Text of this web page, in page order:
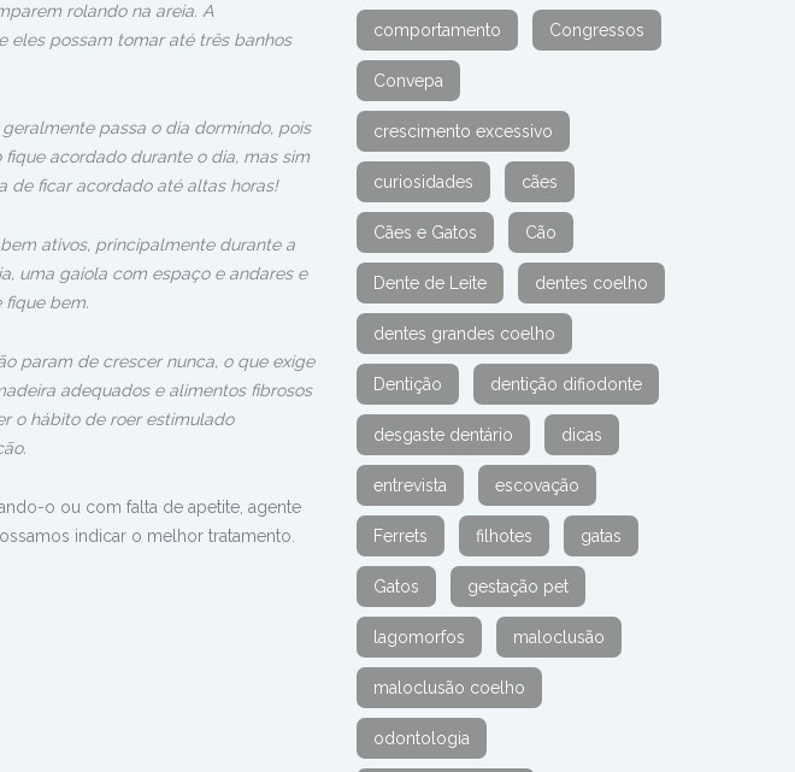
rolando na areia. A
eles possam tomar até três banhos
passa o dia dormindo, pois
acordado durante o dia, mas sim
de ficar acordado até altas horas!
ativos, principalmente durante a
uma gaiola com espaço e andares e
fique bem.
param de crescer nunca, o que exige
adequados e alimentos fibrosos
o hábito de roer estimulado
o ou com falta de apetite, agente
indicar o melhor tratamento.
comportamento Congressos
Convepa
crescimento excessivo
curiosidades cães
Cães e Gatos Cão
Dente de Leite dentes coelho
dentes grandes coelho
Dentição dentição difiodonte
desgaste dentário dicas
entrevista escovação
Ferrets filhotes gatas
Gatos gestação pet
lagomorfos maloclusão
maloclusão coelho
odontologia